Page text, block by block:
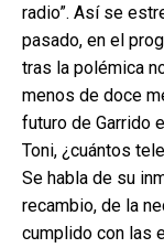
radio”. Así se
pasado, en el
tras la polémica
menos de doce
futuro de Garrido
Toni, ¿cuántos
Se habla de su
recambio, de la
cumplido con las